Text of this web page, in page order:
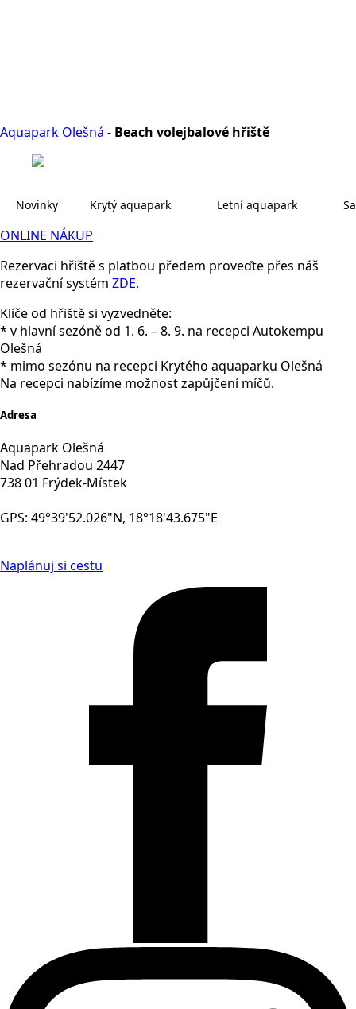
Aquapark Olešná - Beach volejbalové hřiště
Novinky Krytý aquapark Letní aquapark
ONLINE NÁKUP
Rezervaci hřiště s platbou předem proveďte přes náš
rezervační systém ZDE.
Klíče od hřiště si vyzvedněte:
* v hlavní sezóně od 1. 6. – 8. 9. na recepci Autokempu
Olešná
* mimo sezónu na recepci Krytého aquaparku Olešná
Na recepci nabízíme možnost zapůjčení míčů.
Adresa
Aquapark Olešná
Nad Přehradou 2447
738 01 Frýdek-Místek
GPS: 49°39'52.026"N, 18°18'43.675"E
Naplánuj si cestu